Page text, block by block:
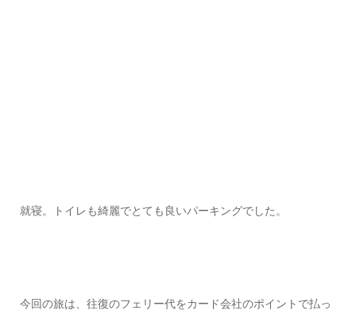
就寝。トイレも綺麗でとても良いパーキングでした。
今回の旅は、往復のフェリー代をカード会社のポイントで払っ